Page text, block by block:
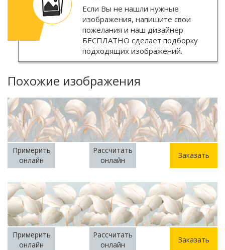
Если Вы не нашли нужные
изображения, напишите свои
пожелания и наш дизайнер
БЕСПЛАТНО сделает подборку
подходящих изображений.
Похожие изображения
Примерить
онлайн
Рассчитать
онлайн
Заказать
Примерить
онлайн
Рассчитать
онлайн
Заказать